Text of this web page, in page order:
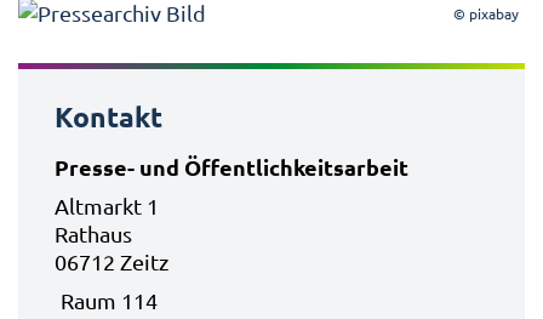
© pixabay
Kontakt
Presse- und Öffentlichkeitsarbeit
Altmarkt 1
Rathaus
06712 Zeitz
Raum 114